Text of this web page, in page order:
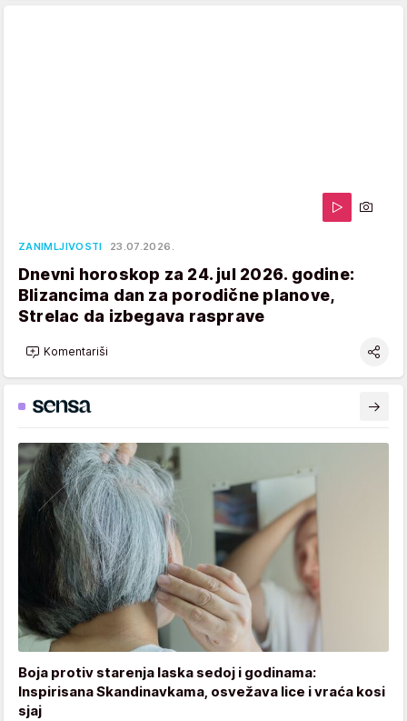
ZANIMLJIVOSTI 23.07.2026.
Dnevni horoskop za 24. jul 2026. godine:
Blizancima dan za porodične planove,
Strelac da izbegava rasprave
Komentariši
Boja protiv starenja laska sedoj i godinama:
Inspirisana Skandinavkama, osvežava lice i vraća kosi
sjaj